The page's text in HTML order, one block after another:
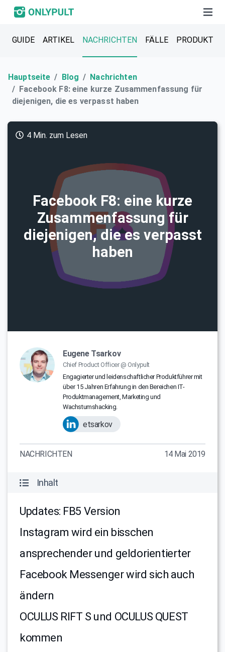
GUIDE ARTIKEL NACHRICHTEN FÄLLE PRODUKT
Hauptseite Blog
Nachrichten
Facebook F8: eine kurze Zusammenfassung für
diejenigen, die es verpasst haben
Facebook F8: eine kurze
Zusammenfassung für
diejenigen, die es verpasst
haben
4 Min. zum Lesen
Eugene Tsarkov
Chief Product Officer @ Onlypult
Engagierter und leidenschaftlicher Produktführer mit
über 15 Jahren Erfahrung in den Bereichen IT-
Produktmanagement, Marketing und
Wachstumshacking.
etsarkov
NACHRICHTEN 14 Mai 2019
Inhalt
Updates: FB5 Version
Instagram wird ein bisschen
ansprechender und geldorientierter
Facebook Messenger wird sich auch
ändern
OCULUS RIFT S und OCULUS QUEST
kommen